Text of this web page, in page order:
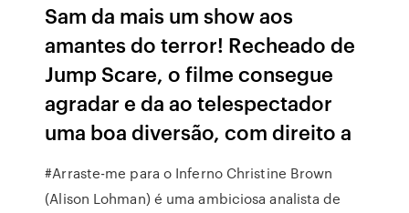
Sam da mais um show aos
amantes do terror! Recheado de
Jump Scare, o filme consegue
agradar e da ao telespectador
uma boa diversão, com direito a
#Arraste-me para o Inferno Christine Brown
(Alison Lohman) é uma ambiciosa analista de